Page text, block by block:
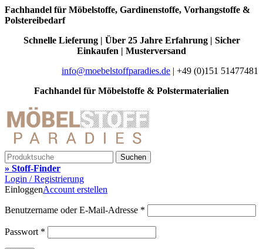
Fachhandel für Möbelstoffe, Gardinenstoffe, Vorhangstoffe &
Polstereibedarf
Schnelle Lieferung | Über 25 Jahre Erfahrung | Sicher
Einkaufen | Musterversand
info@moebelstoffparadies.de | +49 (0)151 51477481
Fachhandel für Möbelstoffe & Polstermaterialien
Suchen
» Stoff-Finder
Login / Registrierung
EinloggenAccount erstellen
Benutzername oder E-Mail-Adresse *
Passwort *